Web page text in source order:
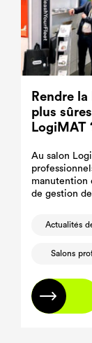
Rendre
plus
LogiMAT
Au salon
manutention
de gestion
Actualités
Salons
En